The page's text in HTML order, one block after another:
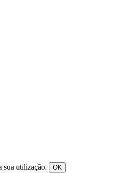
sua utilização. OK